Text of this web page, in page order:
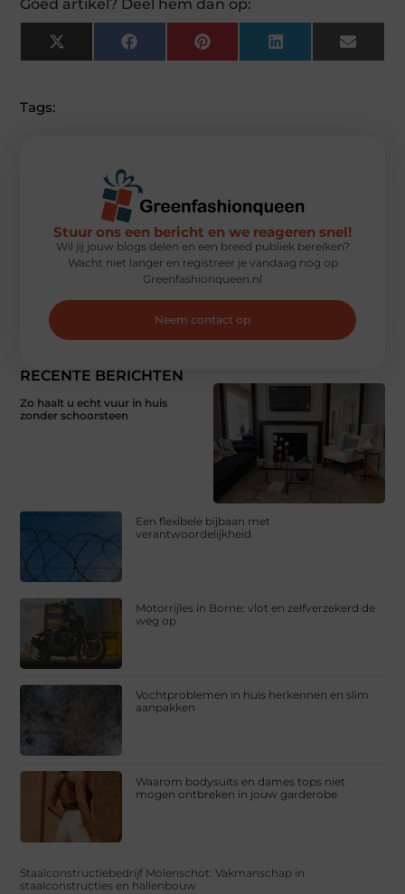
Goed artikel? Deel hem dan op:
X
(Twitter)
FacebookPinterest LinkedIn Email
Tags:
RECENTE BERICHTEN
Zo haalt u echt vuur in huis
zonder schoorsteen
Een flexibele bijbaan met
verantwoordelijkheid
Motorrijles in Borne: vlot en zelfverzekerd de
weg op
Vochtproblemen in huis herkennen en slim
aanpakken
Waarom bodysuits en dames tops niet
mogen ontbreken in jouw garderobe
Staalconstructiebedrijf Molenschot: Vakmanschap in
staalconstructies en hallenbouw
Stuur ons een bericht en we reageren snel!
Wil jij jouw blogs delen en een breed publiek bereiken?
Wacht niet langer en registreer je vandaag nog op
Greenfashionqueen.nl
Neem contact op